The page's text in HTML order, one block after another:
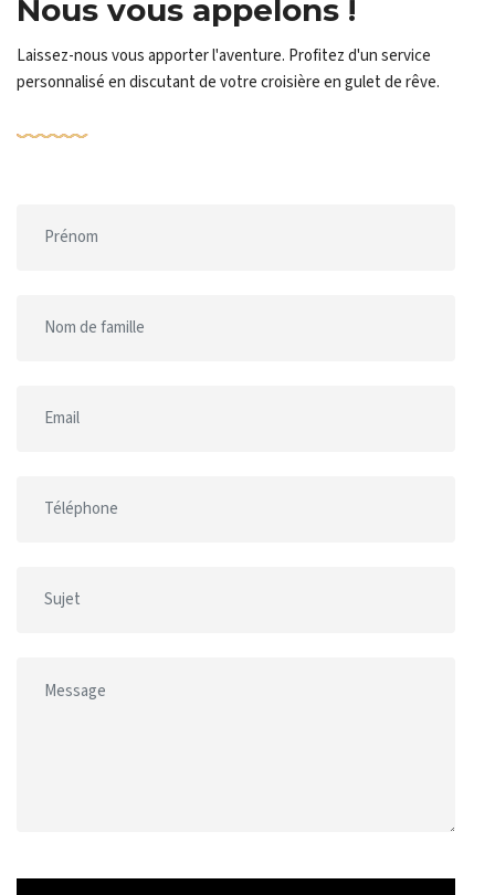
Nous vous appelons !
Laissez-nous vous apporter l'aventure. Profitez d'un service
personnalisé en discutant de votre croisière en gulet de rêve.